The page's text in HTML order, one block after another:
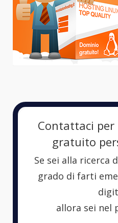
Contattaci
gratuito
Se sei alla ricerca
grado di farti
allora sei nel